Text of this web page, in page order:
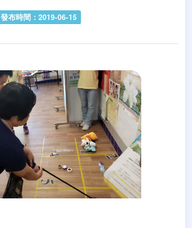
發布時間：2019-06-15